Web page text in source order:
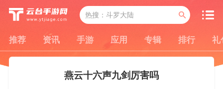
推荐 资讯 手游 应用 专辑 排行 礼
燕云十六声九剑厉害吗